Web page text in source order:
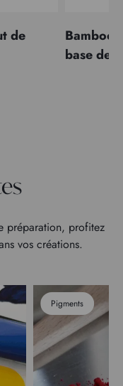
de
Bamboo
base de
préparation, profitez
vos créations.
Pigments